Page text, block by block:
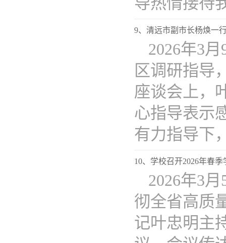
9、清远市副市长杨焕一
2026年3
区调研指导
座谈会上，
心指导表示
有力指导下
10、学校召开2026年春
2026年3
彻全省高质
记叶忠明主